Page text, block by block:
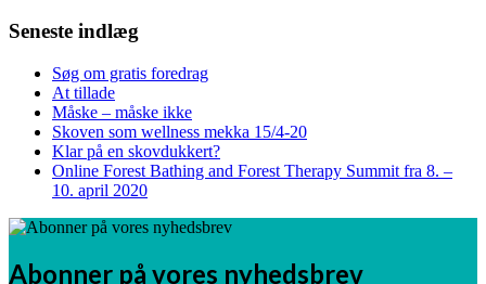
Seneste indlæg
Søg om gratis foredrag
At tillade
Måske – måske ikke
Skoven som wellness mekka 15/4-20
Klar på en skovdukkert?
Online Forest Bathing and Forest Therapy Summit fra 8. –
10. april 2020
Abonner på vores nyhedsbrev